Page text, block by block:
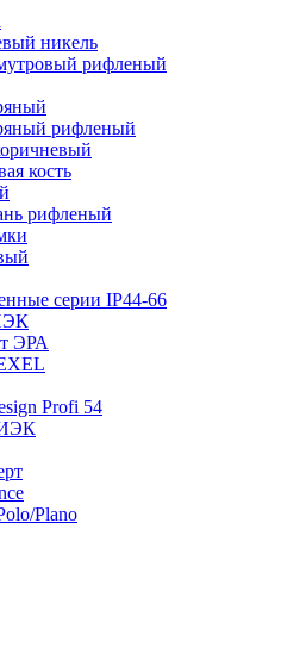
никель
рифленый
рифленый
кость
рифленый
серии IP44-66
ЭРА
Profi 54
Plano